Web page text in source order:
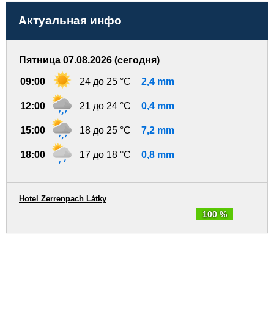
Актуальная инфо
Пятница 07.08.2026 (сегодня)
09:00 24 до 25 °C 2,4 mm
12:00 21 до 24 °C 0,4 mm
15:00 18 до 25 °C 7,2 mm
18:00 17 до 18 °C 0,8 mm
100 %
Hotel Zerrenpach Látky